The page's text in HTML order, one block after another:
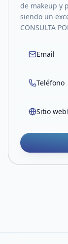
de makeup y
siendo un
CONSULTA
Email
Teléfono
Sitio web